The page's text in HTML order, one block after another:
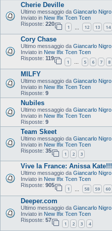
Cherie Deville
Ultimo messaggio da Giancarlo Nigro
Inviato in New Ifix Tcen Tcen
Risposte: 220
1 12 13 14
Cory Chase
Ultimo messaggio da Giancarlo Nigro
Inviato in New Ifix Tcen Tcen
Risposte: 119
1 … 5 6 7 8
MILFY
Ultimo messaggio da Giancarlo Nigro
Inviato in New Ifix Tcen Tcen
Risposte: 9
Nubiles
Ultimo messaggio da Giancarlo Nigro
Inviato in New Ifix Tcen Tcen
Risposte: 9
Team Skeet
Ultimo messaggio da Giancarlo Nigro
Inviato in New Ifix Tcen Tcen
Risposte: 35
1 2 3
Vive la France: Anissa Kate!!!
Ultimo messaggio da Giancarlo Nigro
Inviato in New Ifix Tcen Tcen
Risposte: 905
1 58 59 60
Deeper.com
Ultimo messaggio da Giancarlo Nigro
Inviato in New Ifix Tcen Tcen
Risposte: 57
1 2 3 4